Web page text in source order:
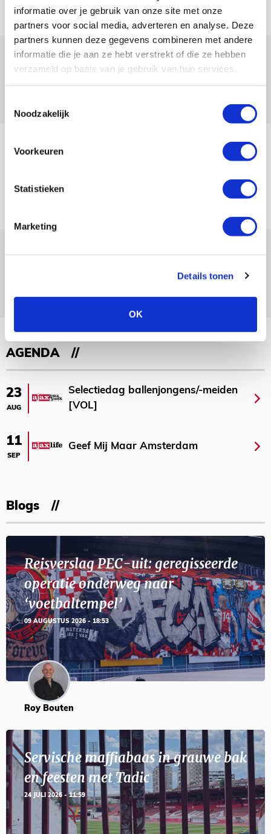
informatie over je gebruik van onze site met onze
partners voor social media, adverteren en analyse. Deze
partners kunnen deze gegevens combineren met andere
informatie die je aan ze hebt verstrekt of die ze hebben
verzameld op basis van je gebruik van hun services.
Noodzakelijk
Voorkeuren
Statistieken
Marketing
Details tonen
OK
Net binnen //
Beleef avond vol gezelligheid tijdens
Geef Mij Maar Amsterdam!
Reisverslag PEC-uit: geregisseerde
NIEUWS
Bekijk meer
AGENDA
23
AUG
Selectiedag ballenjongens/-meiden
[VOL]
11
SEP
Geef Mij Maar Amsterdam
Blogs
Reisverslag PEC-uit: geregisseerde
operatie onderweg naar
‘voetbaltempel’
09 AUGUSTUS 2026 - 18:53
Roy Bouten
Servische maffiabaas in grauwe bak
en feesten met Tadic
24 JULI 2026 - 11:59